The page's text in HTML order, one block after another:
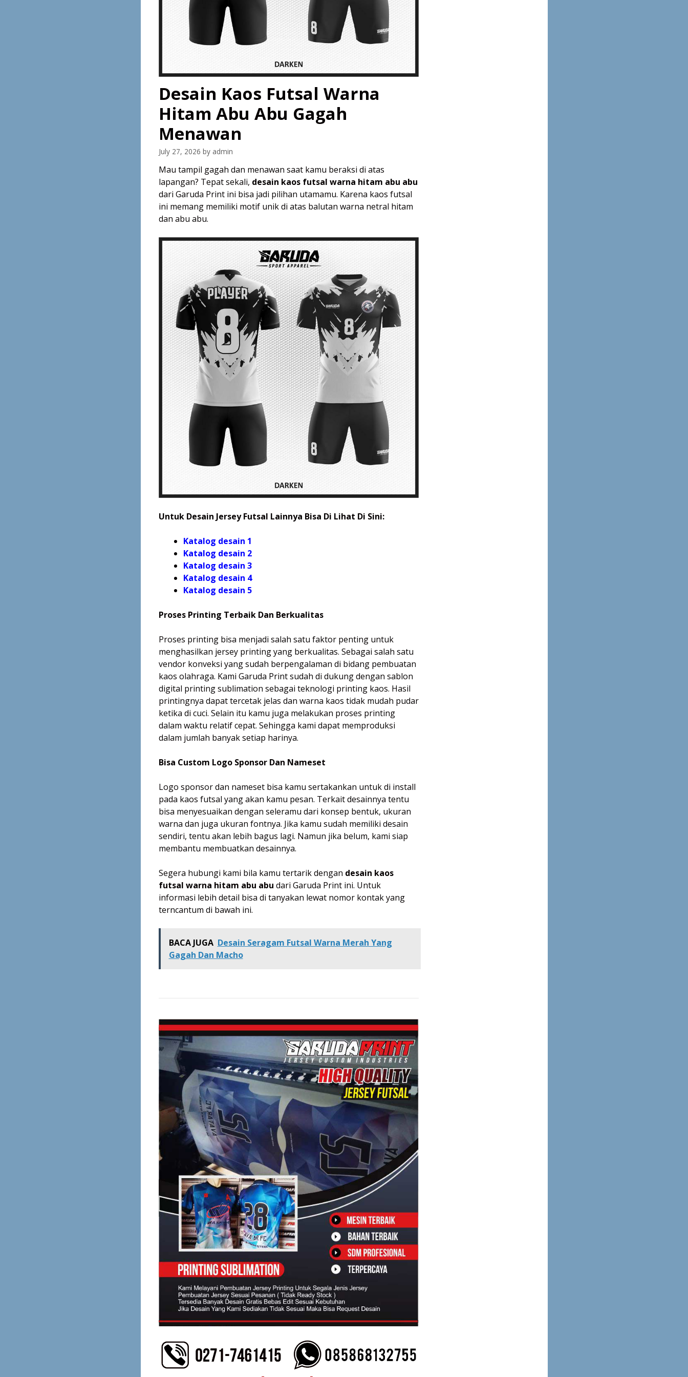
Desain Kaos Futsal Warna
Hitam Abu Abu Gagah
Menawan
July 27, 2026 by admin
Mau tampil gagah dan menawan saat kamu beraksi di atas
lapangan? Tepat sekali, desain kaos futsal warna hitam abu abu
dari Garuda Print ini bisa jadi pilihan utamamu. Karena kaos futsal
ini memang memiliki motif unik di atas balutan warna netral hitam
dan abu abu.
Untuk Desain Jersey Futsal Lainnya Bisa Di Lihat Di Sini:
Katalog desain 1
Katalog desain 2
Katalog desain 3
Katalog desain 4
Katalog desain 5
Proses Printing Terbaik Dan Berkualitas
Proses printing bisa menjadi salah satu faktor penting untuk
menghasilkan jersey printing yang berkualitas. Sebagai salah satu
vendor konveksi yang sudah berpengalaman di bidang pembuatan
kaos olahraga. Kami Garuda Print sudah di dukung dengan sablon
digital printing sublimation sebagai teknologi printing kaos. Hasil
printingnya dapat tercetak jelas dan warna kaos tidak mudah pudar
ketika di cuci. Selain itu kamu juga melakukan proses printing
dalam waktu relatif cepat. Sehingga kami dapat memproduksi
dalam jumlah banyak setiap harinya.
Bisa Custom Logo Sponsor Dan Nameset
Logo sponsor dan nameset bisa kamu sertakankan untuk di install
pada kaos futsal yang akan kamu pesan. Terkait desainnya tentu
bisa menyesuaikan dengan seleramu dari konsep bentuk, ukuran
warna dan juga ukuran fontnya. Jika kamu sudah memiliki desain
sendiri, tentu akan lebih bagus lagi. Namun jika belum, kami siap
membantu membuatkan desainnya.
Segera hubungi kami bila kamu tertarik dengan desain kaos
futsal warna hitam abu abu dari Garuda Print ini. Untuk
informasi lebih detail bisa di tanyakan lewat nomor kontak yang
terncantum di bawah ini.
BACA JUGA Desain Seragam Futsal Warna Merah Yang
Gagah Dan Macho